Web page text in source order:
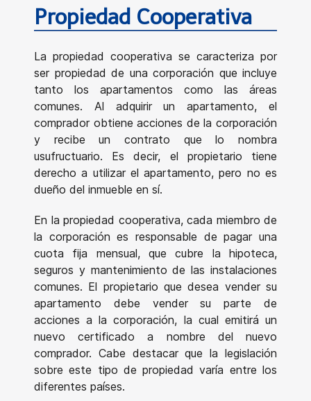
Propiedad Cooperativa
La propiedad cooperativa se caracteriza por
ser propiedad de una corporación que incluye
tanto los apartamentos como las áreas
comunes. Al adquirir un apartamento, el
comprador obtiene acciones de la corporación
y recibe un contrato que lo nombra
usufructuario. Es decir, el propietario tiene
derecho a utilizar el apartamento, pero no es
dueño del inmueble en sí.
En la propiedad cooperativa, cada miembro de
la corporación es responsable de pagar una
cuota fija mensual, que cubre la hipoteca,
seguros y mantenimiento de las instalaciones
comunes. El propietario que desea vender su
apartamento debe vender su parte de
acciones a la corporación, la cual emitirá un
nuevo certificado a nombre del nuevo
comprador. Cabe destacar que la legislación
sobre este tipo de propiedad varía entre los
diferentes países.